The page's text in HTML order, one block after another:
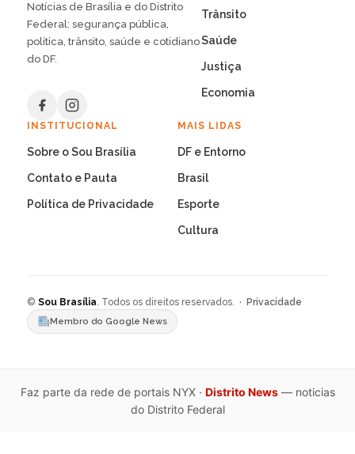
Notícias de Brasília e do Distrito
Federal: segurança pública,
política, trânsito, saúde e cotidiano
do DF.
Trânsito
Saúde
Justiça
Economia
INSTITUCIONAL
Sobre o Sou Brasília
Contato e Pauta
Política de Privacidade
MAIS LIDAS
DF e Entorno
Brasil
Esporte
Cultura
© Sou Brasília. Todos os direitos reservados. · Privacidade
Membro do Google News
Faz parte da rede de portais NYX · Distrito News— noticias
do Distrito Federal